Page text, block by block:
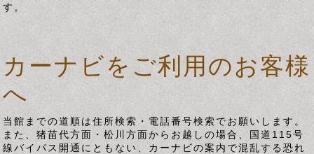
す。
カーナビをご利用のお客様
へ
当館までの道順は住所検索・電話番号検索でお願いします。
また、猪苗代方面・松川方面からお越しの場合、国道115号
線バイパス開通にともない、カーナビの案内で混乱する恐れ